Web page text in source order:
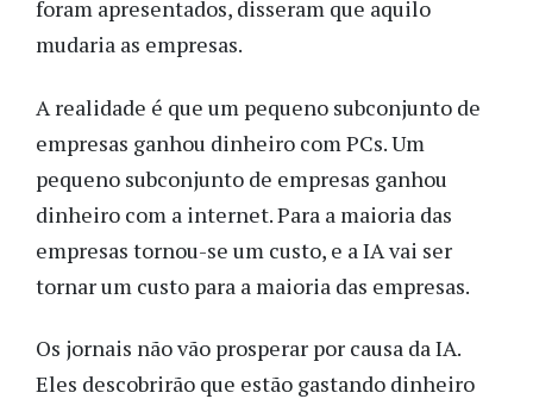
foram apresentados, disseram que aquilo
mudaria as empresas.
A realidade é que um pequeno subconjunto de
empresas ganhou dinheiro com PCs. Um
pequeno subconjunto de empresas ganhou
dinheiro com a internet. Para a maioria das
empresas tornou-se um custo, e a IA vai ser
tornar um custo para a maioria das empresas.
Os jornais não vão prosperar por causa da IA.
Eles descobrirão que estão gastando dinheiro